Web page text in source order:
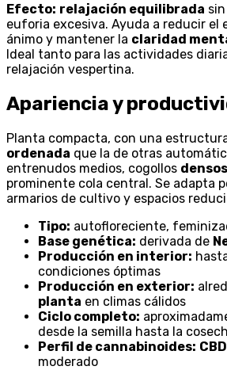
Efecto: relajación equilibrada
euforia excesiva. Ayuda a reducir el
ánimo y mantener la claridad
Ideal tanto para las actividades
relajación vespertina.
Apariencia y
Planta compacta, con una
ordenada que la de otras
entrenudos medios, cogollos
prominente cola central. Se adapta
armarios de cultivo y espacios
Tipo: autofloreciente,
Base genética: derivada de
Producción en interior:
condiciones óptimas
Producción en exterior:
planta en climas cálidos
Ciclo completo:
desde la semilla hasta la
Perfil de cannabinoides: CBD
moderado